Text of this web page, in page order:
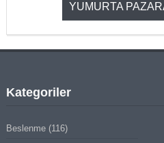
YUMURTA
Kategoriler
Beslenme(116)